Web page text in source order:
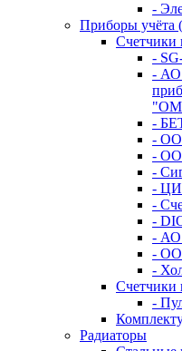
-
Приборы учёта
Счетчики
-
- АО
-
-
-
-
-
-
-
- АО
-
-
Счетчики
-
Радиаторы